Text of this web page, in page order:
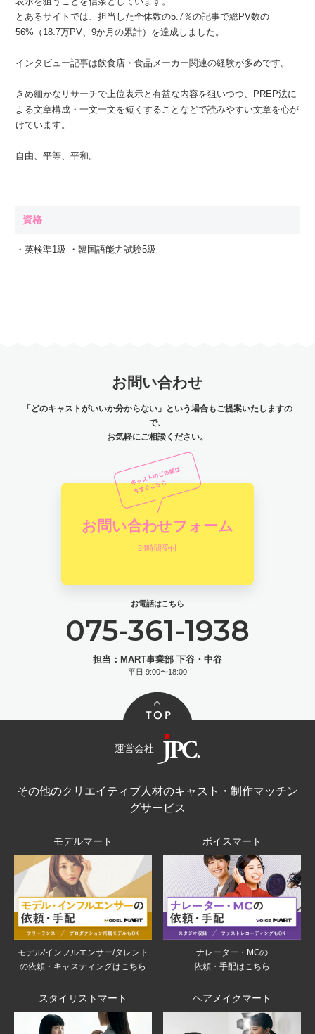
とあるサイトでは、担当した全体数の5.7％の記事で総PV数の
56%（18.7万PV、9か月の累計）を達成しました。
インタビュー記事は飲食店・食品メーカー関連の経験が多めです。
きめ細かなリサーチで上位表示と有益な内容を狙いつつ、PREP法に
よる文章構成・一文一文を短くすることなどで読みやすい文章を心が
けています。
自由、平等、平和。
資格
・英検準1級 ・韓国語能力試験5級
お問い合わせ
「どのキャストがいいか分からない」という場合もご提案いたしますの
で、
お気軽にご相談ください。
お問い合わせフォーム
24時間受付
お電話はこちら
075-361-1938
担当：MART事業部 下谷・中谷
平日 9:00〜18:00
運営会社
その他のクリエイティブ人材のキャスト・制作マッチン
グサービス
モデルマート
モデル/インフルエンサー/タレント
の依頼・キャスティングはこちら
ボイスマート
ナレーター・MCの
依頼・手配はこちら
スタイリストマート ヘアメイクマート